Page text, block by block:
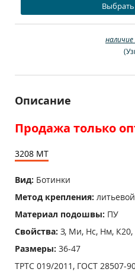
(
Описание
Продажа только
3208 MT
Вид: Ботинки
Метод крепления: литьевой
Материал подошвы: ПУ
Свойства: З, Ми, Нс, Нм,
Размеры: 36-47
ТРТС 019/2011, ГОСТ 28507-